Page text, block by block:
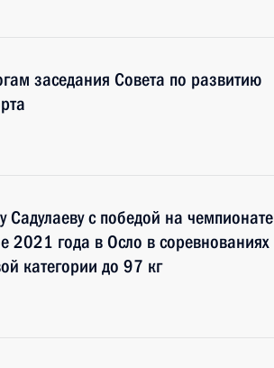
заседания Совета по развитию
Садулаеву с победой на чемпионате
2021 года в Осло в соревнованиях
категории до 97 кг